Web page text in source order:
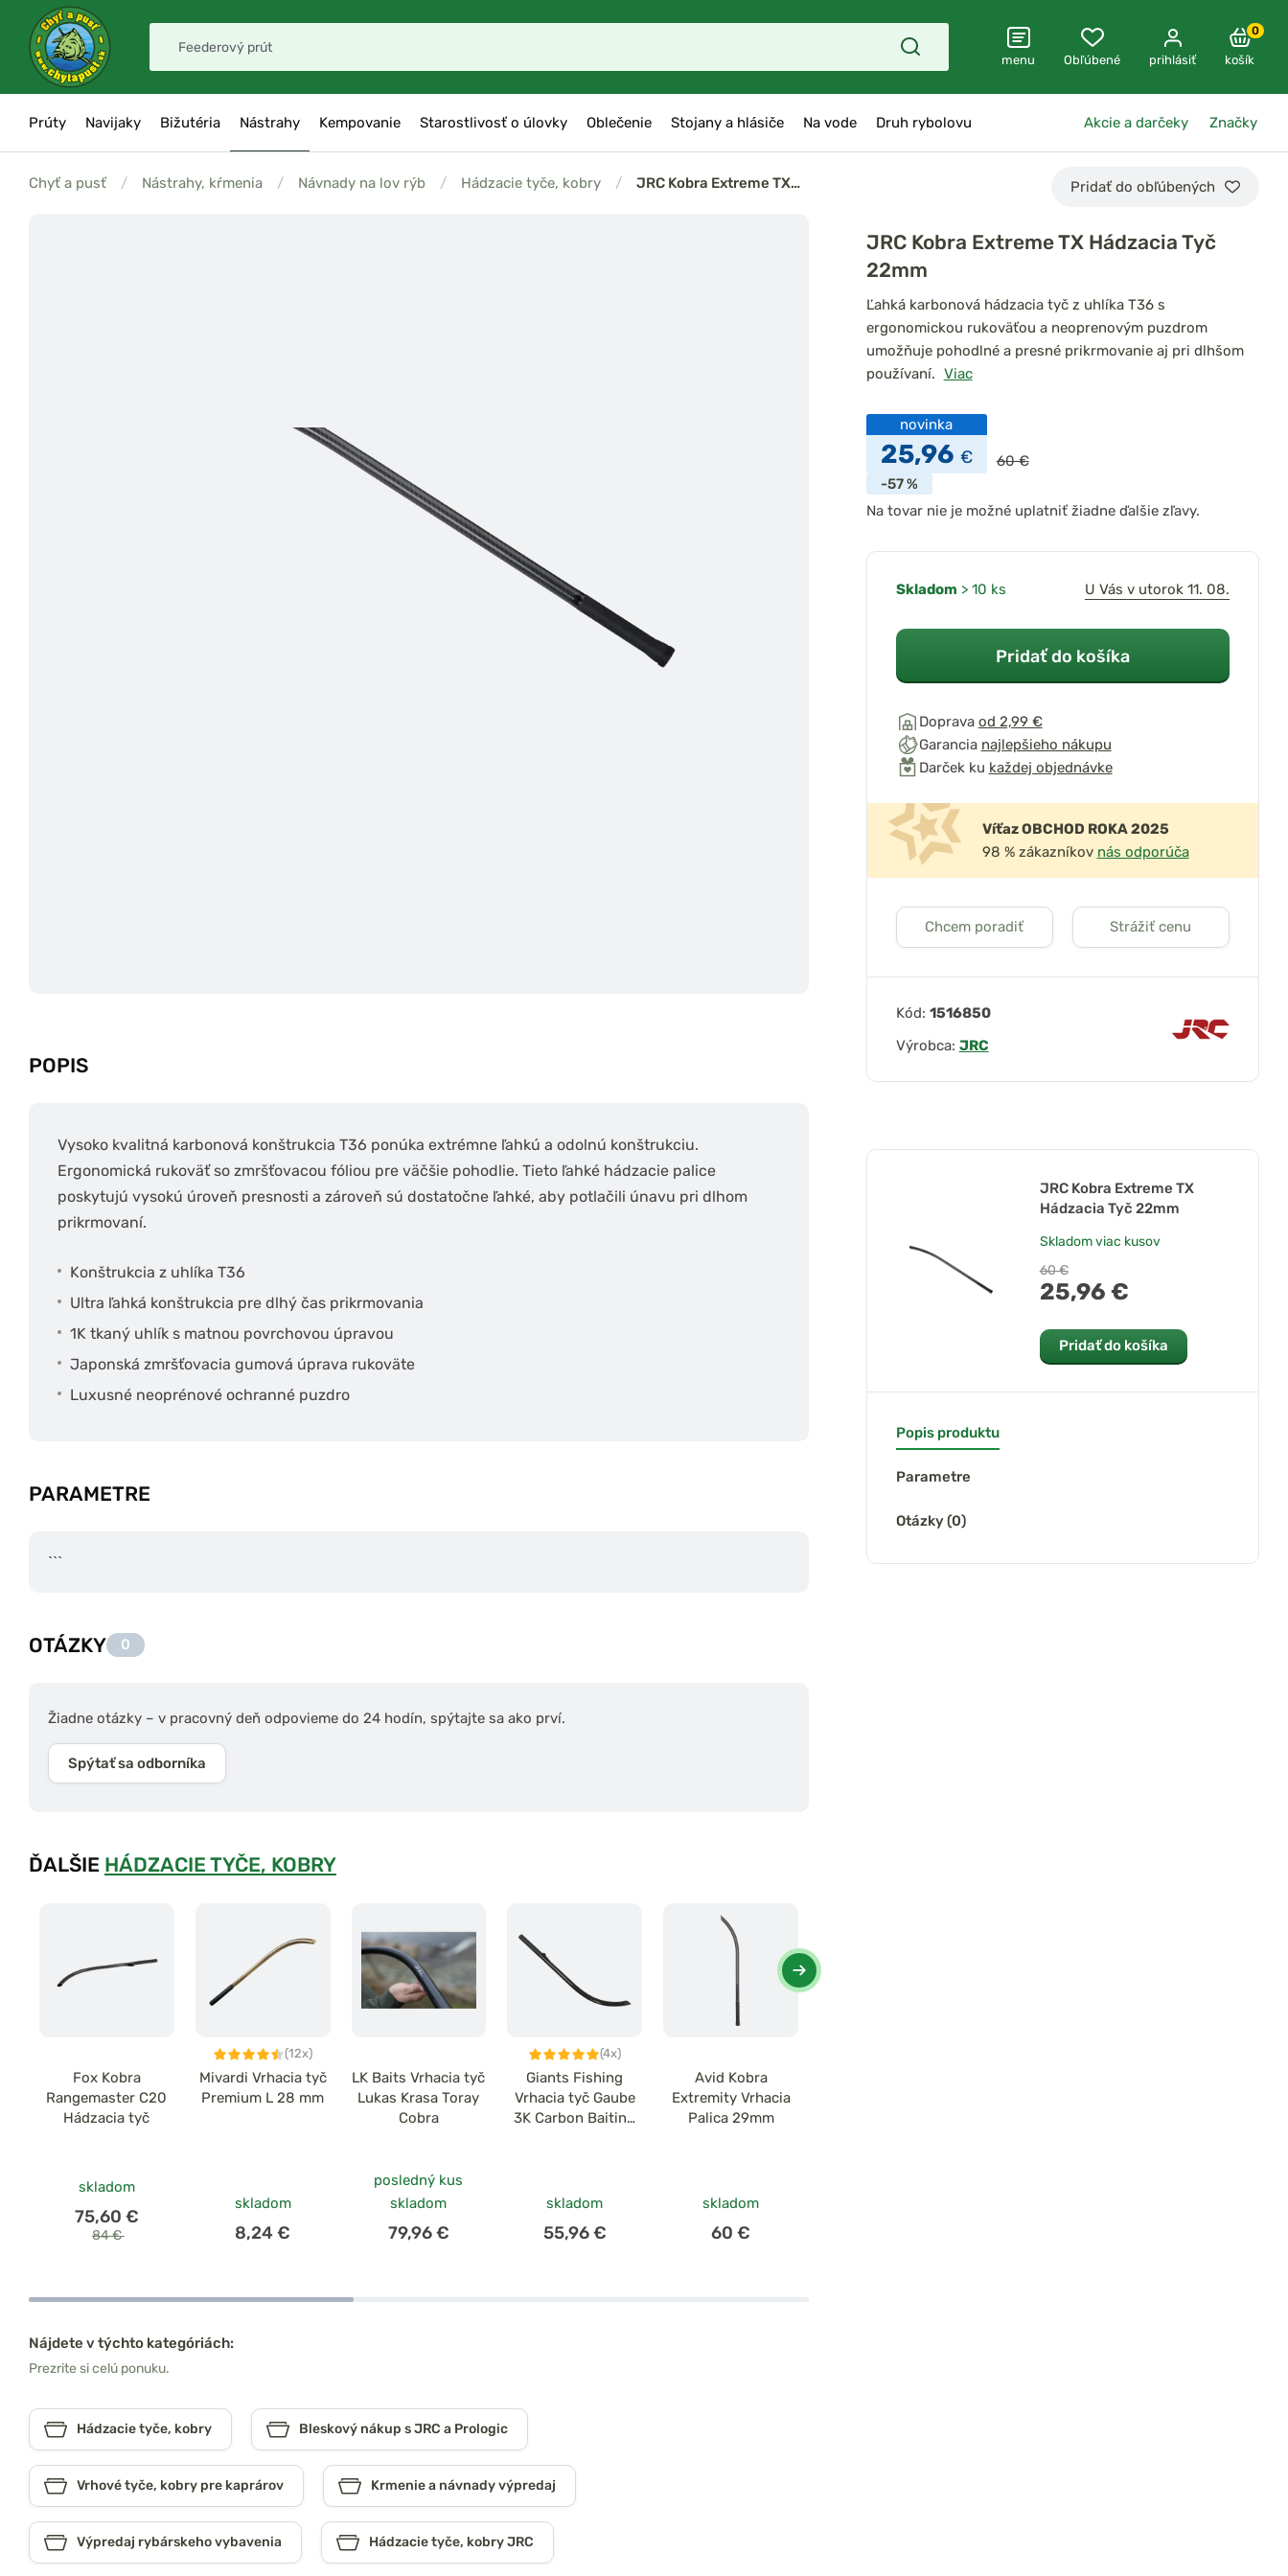
menu Obľúbené prihlásiť
0
košík
Prúty Navijaky Bižutéria Nástrahy Kempovanie Starostlivosť o úlovky Oblečenie Stojany a hlásiče Na vode Druh rybolovu Akcie a darčeky Značky
Chyť a pusť / Nástrahy, kŕmenia / Návnady na lov rýb / Hádzacie tyče, kobry / JRC Kobra Extreme TX… Pridať do obľúbených
POPIS
Vysoko kvalitná karbonová konštrukcia T36 ponúka extrémne ľahkú a odolnú konštrukciu.
Ergonomická rukoväť so zmršťovacou fóliou pre väčšie pohodlie. Tieto ľahké hádzacie palice
poskytujú vysokú úroveň presnosti a zároveň sú dostatočne ľahké, aby potlačili únavu pri dlhom
prikrmovaní.
Konštrukcia z uhlíka T36
Ultra ľahká konštrukcia pre dlhý čas prikrmovania
1K tkaný uhlík s matnou povrchovou úpravou
Japonská zmršťovacia gumová úprava rukoväte
Luxusné neoprénové ochranné puzdro
PARAMETRE
```
OTÁZKY 0
Žiadne otázky – v pracovný deň odpovieme do 24 hodín, spýtajte sa ako prví.
Spýtať sa odborníka
ĎALŠIE HÁDZACIE TYČE, KOBRY
Fox Kobra
Rangemaster C20
Hádzacia tyč
skladom
75,60 €
84 €
(12x)
Mivardi Vrhacia tyč
Premium L 28 mm
skladom
8,24 €
LK Baits Vrhacia tyč
Lukas Krasa Toray
Cobra
posledný kus
skladom
79,96 €
(4x)
Giants Fishing
Vrhacia tyč Gaube
3K Carbon Baiting
skladom
55,96 €
Avid Kobra
Extremity Vrhacia
Palica 29mm
skladom
60 €
Nájdete v týchto kategóriách:
Prezrite si celú ponuku.
Hádzacie tyče, kobry Bleskový nákup s JRC a Prologic
Vrhové tyče, kobry pre kaprárov Krmenie a návnady výpredaj
Výpredaj rybárskeho vybavenia Hádzacie tyče, kobry JRC
JRC Kobra Extreme TX Hádzacia Tyč
22mm
Ľahká karbonová hádzacia tyč z uhlíka T36 s
ergonomickou rukoväťou a neoprenovým puzdrom
umožňuje pohodlné a presné prikrmovanie aj pri dlhšom
používaní. Viac
novinka
25,96 €
60 €
-57 %
Na tovar nie je možné uplatniť žiadne ďalšie zľavy.
Skladom > 10 ks U Vás v utorok 11. 08.
Pridať do košíka
Doprava od 2,99 €
Garancia najlepšieho nákupu
Darček ku každej objednávke
Víťaz OBCHOD ROKA 2025
98 % zákazníkov nás odporúča
Chcem poradiť Strážiť cenu
Kód: 1516850
Výrobca: JRC
JRC Kobra Extreme TX
Hádzacia Tyč 22mm
Skladomviac kusov
60 €
25,96 €
Pridať do košíka
Popis produktu
Parametre
Otázky (0)